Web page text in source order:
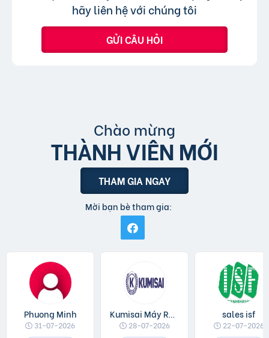
hãy liên hệ với chúng tôi
GỬI CÂU HỎI
Chào mừng
THÀNH VIÊN MỚI
THAM GIA NGAY
Mời bạn bè tham gia:
Phuong Minh
31-07-2026
Kumisai Máy Rửa Xe
28-07-2026
sales isf
22-07-2026